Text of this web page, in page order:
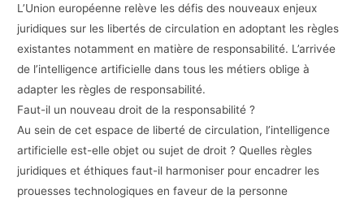
L’Union européenne relève les défis des nouveaux enjeux
juridiques sur les libertés de circulation en adoptant les règles
existantes notamment en matière de responsabilité. L’arrivée
de l’intelligence artificielle dans tous les métiers oblige à
adapter les règles de responsabilité.
Faut-il un nouveau droit de la responsabilité ?
Au sein de cet espace de liberté de circulation, l’intelligence
artificielle est-elle objet ou sujet de droit ? Quelles règles
juridiques et éthiques faut-il harmoniser pour encadrer les
prouesses technologiques en faveur de la personne